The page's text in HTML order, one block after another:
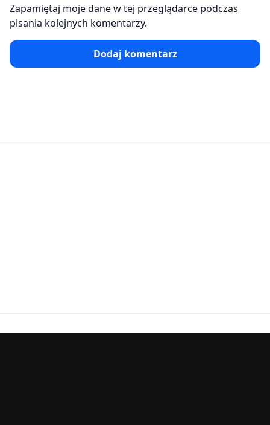
Zapamiętaj moje dane w tej przeglądarce podczas
pisania kolejnych komentarzy.
Dodaj komentarz